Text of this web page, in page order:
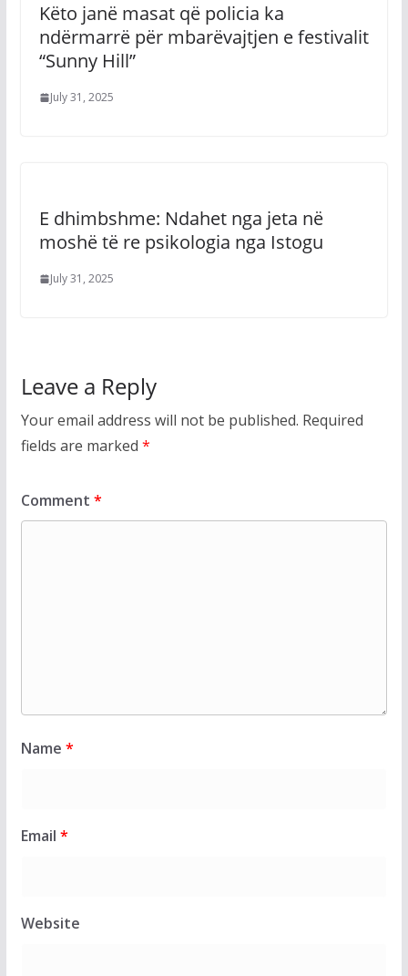
Këto janë masat që policia ka
ndërmarrë për mbarëvajtjen e festivalit
“Sunny Hill”
July 31, 2025
E dhimbshme: Ndahet nga jeta në
moshë të re psikologia nga Istogu
July 31, 2025
Leave a Reply
Your email address will not be published. Required
fields are marked *
Comment *
Name *
Email *
Website